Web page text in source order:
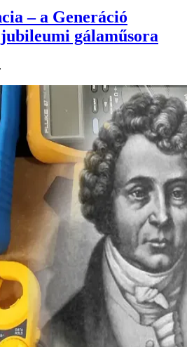
– a Generáció
gálaműsora